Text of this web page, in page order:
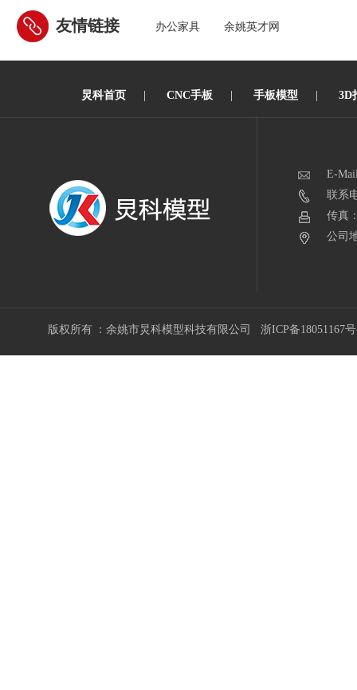
友情链接 办公家具 余姚英才网
炅科首页 CNC手板 手板模型 3D
E-
联系
传真
公司
版权所有 ：余姚市炅科模型科技有限公司 浙ICP备18051167